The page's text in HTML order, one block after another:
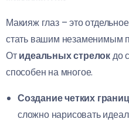
Макияж глаз – это
стать вашим незаменимым
Отидеальных стрелокдо
способен на многое.
Создание четких
сложно нарисовать